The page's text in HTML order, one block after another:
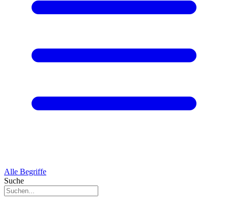
Alle Begriffe
Suche